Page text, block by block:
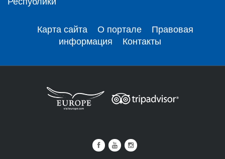
Карта сайта О портале
Правовая
информация
Контакты